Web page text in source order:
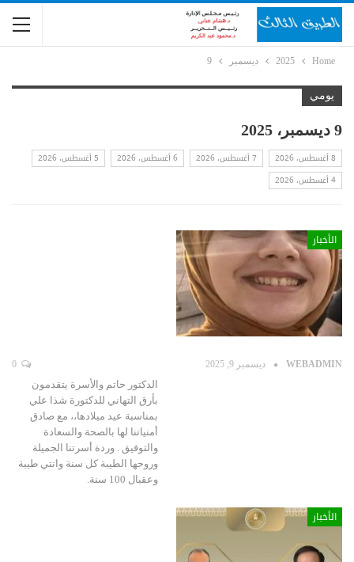
Home
2025 ديسمبر 9
يومي
9 ديسمبر، 2025
8 أغسطس، 2026 7 أغسطس، 2026 6 أغسطس، 2026
5 أغسطس، 2026
4 أغسطس، 2026
الأخبار
WEBADMIN ديسمبر 9, 2025
الدكتور حاتم والأسرة يتقدمون
بأرق التهاني للدكتورة شذا علي
بمناسبة عيد ميلادها،، مع صادق
أمنياتنا لها بالصحة والسعادة
والتوفيق . وردة أسرتنا الجميلة
وروحها الطيبة كل سنة وانتي طيبة
وعقبال 100 سنة.
الأخبار